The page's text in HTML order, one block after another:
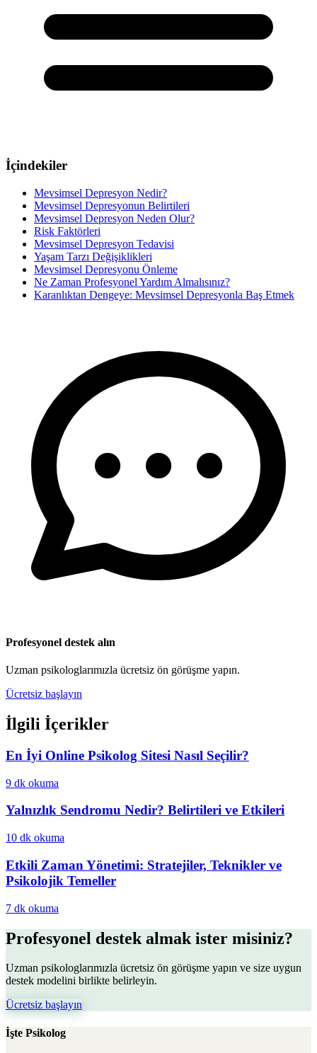
İçindekiler
Mevsimsel Depresyon Nedir?
Mevsimsel Depresyonun Belirtileri
Mevsimsel Depresyon Neden Olur?
Risk Faktörleri
Mevsimsel Depresyon Tedavisi
Yaşam Tarzı Değişiklikleri
Mevsimsel Depresyonu Önleme
Ne Zaman Profesyonel Yardım Almalısınız?
Karanlıktan Dengeye: Mevsimsel Depresyonla Baş Etmek
Profesyonel destek alın
Uzman psikologlarımızla ücretsiz ön görüşme yapın.
Ücretsiz başlayın
İlgili İçerikler
En İyi Online Psikolog Sitesi Nasıl Seçilir?
9 dk okuma
Yalnızlık Sendromu Nedir? Belirtileri ve Etkileri
10 dk okuma
Etkili Zaman Yönetimi: Stratejiler, Teknikler ve
Psikolojik Temeller
7 dk okuma
Profesyonel destek almak ister misiniz?
Uzman psikologlarımızla ücretsiz ön görüşme yapın ve size uygun
destek modelini birlikte belirleyin.
Ücretsiz başlayın
İşte Psikolog